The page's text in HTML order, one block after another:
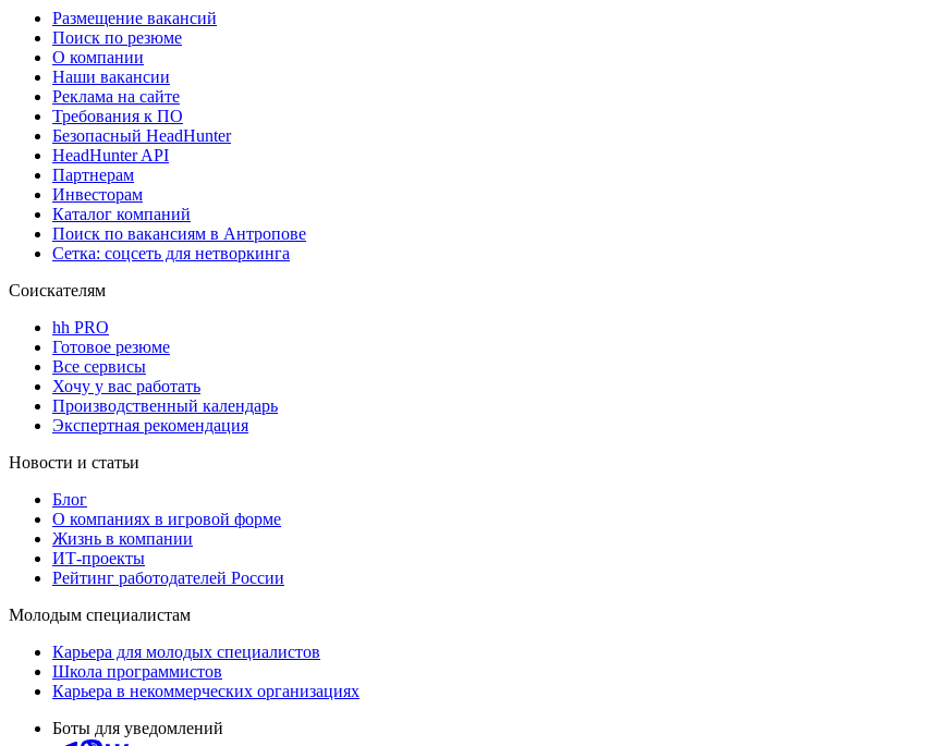
Размещение вакансий
Поиск по резюме
О компании
Наши вакансии
Реклама на сайте
Требования к ПО
Безопасный HeadHunter
HeadHunter API
Партнерам
Инвесторам
Каталог компаний
Поиск по вакансиям в Антропове
Сетка: соцсеть для нетворкинга
Соискателям
hh PRO
Готовое резюме
Все сервисы
Хочу у вас работать
Производственный календарь
Экспертная рекомендация
Новости и статьи
Блог
О компаниях в игровой форме
Жизнь в компании
ИТ-проекты
Рейтинг работодателей России
Молодым специалистам
Карьера для молодых специалистов
Школа программистов
Карьера в некоммерческих организациях
Боты для уведомлений